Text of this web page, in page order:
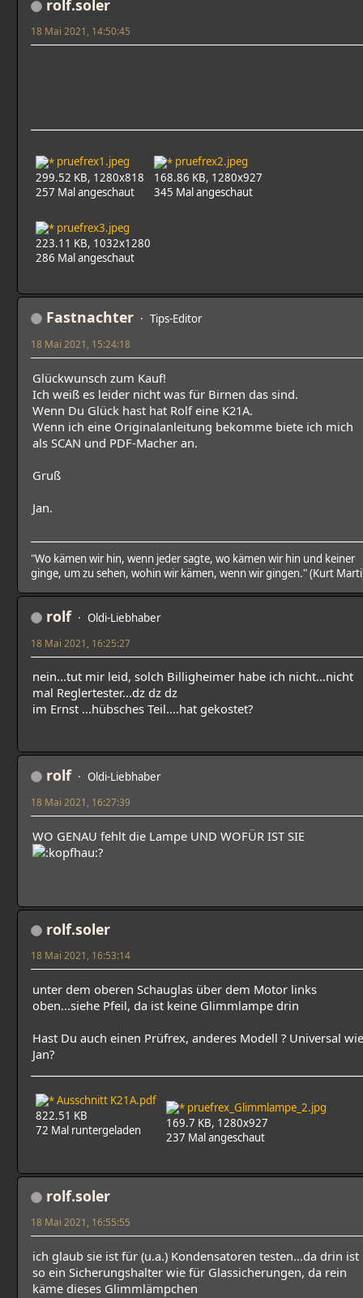
rolf.soler
18 Mai 2021, 14:50:45
pruefrex1.jpeg
299.52 KB, 1280x818
257 Mal angeschaut
pruefrex2.jpeg
168.86 KB, 1280x927
345 Mal angeschaut
pruefrex3.jpeg
223.11 KB, 1032x1280
286 Mal angeschaut
Fastnachter Tips-Editor
18 Mai 2021, 15:24:18
Glückwunsch zum Kauf!
Ich weiß es leider nicht was für Birnen das sind.
Wenn Du Glück hast hat Rolf eine K21A.
Wenn ich eine Originalanleitung bekomme biete ich mich
als SCAN und PDF-Macher an.
Gruß
Jan.
"Wo kämen wir hin, wenn jeder sagte, wo kämen wir hin und keiner
ginge, um zu sehen, wohin wir kämen, wenn wir gingen." (Kurt
rolf Oldi-Liebhaber
18 Mai 2021, 16:25:27
nein...tut mir leid, solch Billigheimer habe ich nicht...nicht
mal Reglertester...dz dz dz
im Ernst ...hübsches Teil....hat gekostet?
rolf Oldi-Liebhaber
18 Mai 2021, 16:27:39
WO GENAU fehlt die Lampe UND WOFÜR IST SIE
?
rolf.soler
18 Mai 2021, 16:53:14
unter dem oberen Schauglas über dem Motor links
oben...siehe Pfeil, da ist keine Glimmlampe drin
Hast Du auch einen Prüfrex, anderes Modell ? Universal wie
Jan?
Ausschnitt K21A.pdf
822.51 KB
72 Mal runtergeladen
pruefrex_Glimmlampe_2.jpg
169.7 KB, 1280x927
237 Mal angeschaut
rolf.soler
18 Mai 2021, 16:55:55
ich glaub sie ist für (u.a.) Kondensatoren testen...da drin ist
so ein Sicherungshalter wie für Glassicherungen, da rein
käme dieses Glimmlämpchen